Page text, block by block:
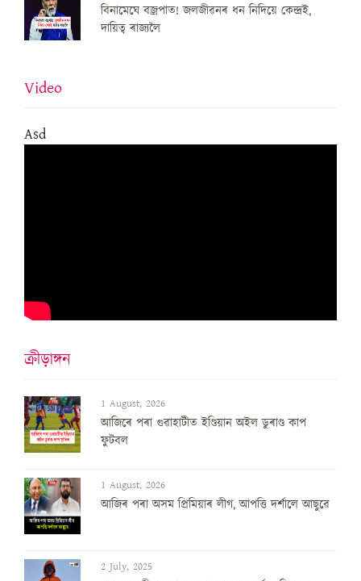
বিনামেঘে বজ্ৰপাত! জলজীৱনৰ ধন নিদিয়ে কেন্দ্ৰই,
দায়িত্ব ৰাজ্যলৈ
Video
Asd
ক্ৰীড়াঙ্গন
1 August, 2026
আজিৰে পৰা গুৱাহাটীত ইণ্ডিয়ান অইল ডুৰাণ্ড কাপ
ফুটবল
1 August, 2026
আজিৰ পৰা অসম প্ৰিমিয়াৰ লীগ, আপত্তি দৰ্শালে আছুৱে
2 July, 2025